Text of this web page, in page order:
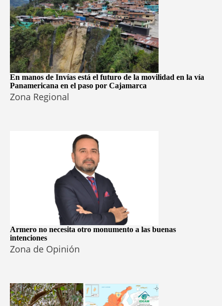
En manos de Invías está el futuro de la movilidad en la vía
Panamericana en el paso por Cajamarca
Zona Regional
Armero no necesita otro monumento a las buenas
intenciones
Zona de Opinión